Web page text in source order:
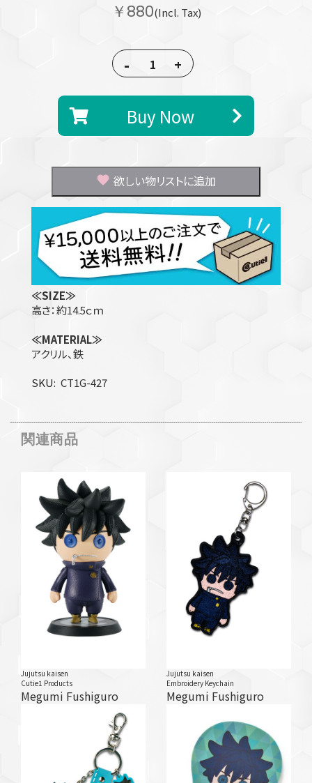
￥880(Incl. Tax)
- +
Buy Now
欲しい物リストに追加
≪SIZE≫
高さ：約14.5ｃｍ
≪MATERIAL≫
アクリル、鉄
SKU CT1G-427
関連商品
Jujutsu kaisen
Cutie1 Products
Megumi Fushiguro
Jujutsu kaisen
Embroidery Keychain
Megumi Fushiguro